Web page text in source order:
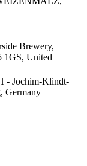
Brewery,
1GS, United
- Jochim-Klindt-
Germany